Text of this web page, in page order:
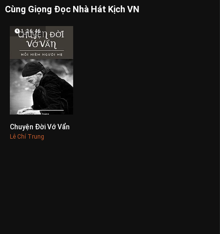
Cùng Giọng Đọc Nhà Hát Kịch VN
0
1:26:46
Chuyện Đời Vớ Vẩn
Lê Chí Trung